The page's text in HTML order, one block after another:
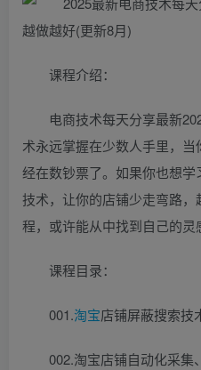
课程介绍：
电商技术每天分享最新
术永远掌握在少数人手里，
经在数钞票了。如果你也想
技术，让你的店铺少走弯路
程，或许能从中找到自己的灵
课程目录：
001.淘宝店铺屏蔽搜索技
002.淘宝店铺自动化采集